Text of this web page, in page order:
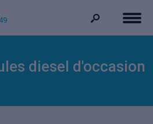
diesel d'occasion